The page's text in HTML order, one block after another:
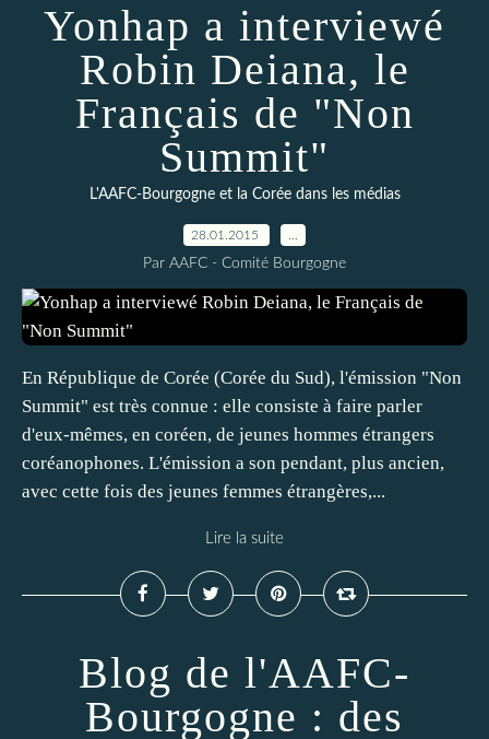
Yonhap a interviewé
Robin Deiana, le
Français de "Non
Summit"
L'AAFC-Bourgogne et la Corée dans les médias
28.01.2015
Par AAFC - Comité Bourgogne
En République de Corée (Corée du Sud), l'émission "Non
Summit" est très connue : elle consiste à faire parler
d'eux-mêmes, en coréen, de jeunes hommes étrangers
coréanophones. L'émission a son pendant, plus ancien,
avec cette fois des jeunes femmes étrangères,...
Lire la suite
Blog de l'AAFC-
Bourgogne : des